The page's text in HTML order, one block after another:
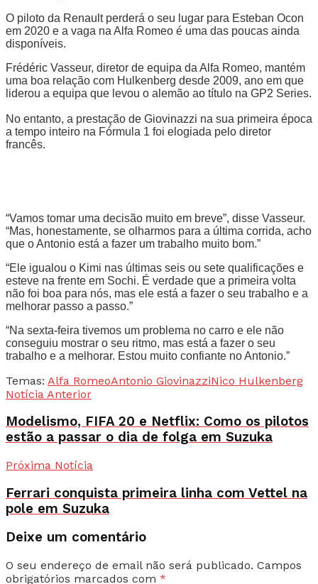
O piloto da Renault perderá o seu lugar para Esteban Ocon
em 2020 e a vaga na Alfa Romeo é uma das poucas ainda
disponíveis.
Frédéric Vasseur, diretor de equipa da Alfa Romeo, mantém
uma boa relação com Hulkenberg desde 2009, ano em que
liderou a equipa que levou o alemão ao título na GP2 Series.
No entanto, a prestação de Giovinazzi na sua primeira época
a tempo inteiro na Fórmula 1 foi elogiada pelo diretor
francês.
“Vamos tomar uma decisão muito em breve”, disse Vasseur.
“Mas, honestamente, se olharmos para a última corrida, acho
que o Antonio está a fazer um trabalho muito bom.”
“Ele igualou o Kimi nas últimas seis ou sete qualificações e
esteve na frente em Sochi. É verdade que a primeira volta
não foi boa para nós, mas ele está a fazer o seu trabalho e a
melhorar passo a passo.”
“Na sexta-feira tivemos um problema no carro e ele não
conseguiu mostrar o seu ritmo, mas está a fazer o seu
trabalho e a melhorar. Estou muito confiante no Antonio.”
Temas: Alfa RomeoAntonio GiovinazziNico Hulkenberg
Notícia Anterior
Modelismo, FIFA 20 e Netflix: Como os pilotos
estão a passar o dia de folga em Suzuka
Próxima Notícia
Ferrari conquista primeira linha com Vettel na
pole em Suzuka
Deixe um comentário
O seu endereço de email não será publicado. Campos
obrigatórios marcados com *